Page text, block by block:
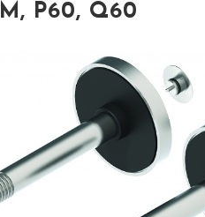
M, P60, Q60